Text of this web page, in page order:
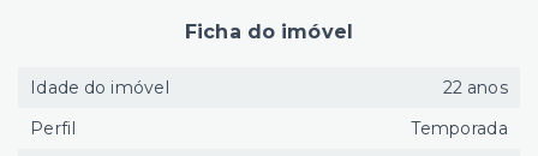
Ficha do imóvel
Idade do imóvel
22 anos
Perfil
Temporada